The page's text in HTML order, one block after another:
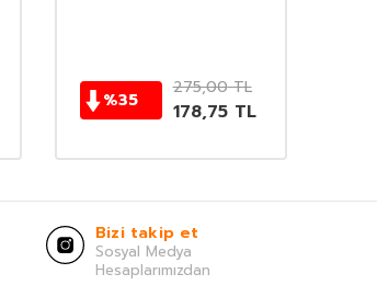
%35
275,00TL
178,75TL
Bizi takip et
Sosyal Medya
Hesaplarımızdan